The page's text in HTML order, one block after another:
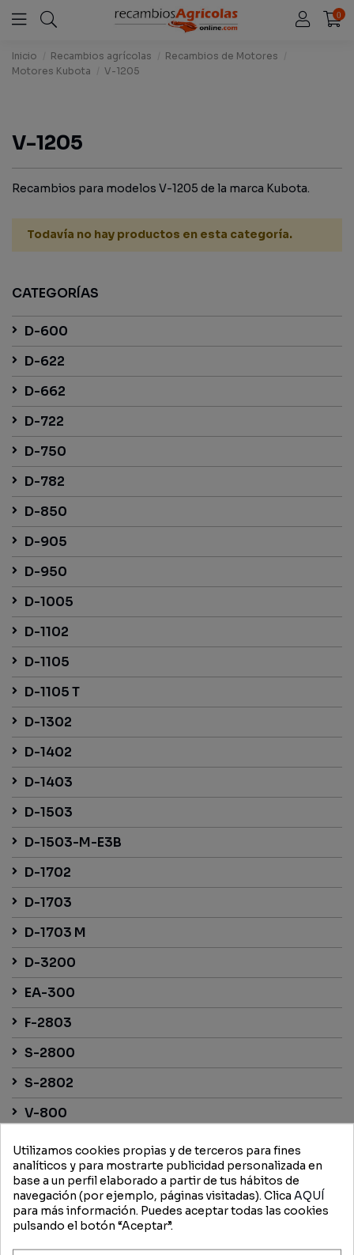
0
Inicio Recambios agrícolas
Recambios de Motores
Motores Kubota
V-1205
V-1205
Recambios para modelos V-1205 de la marca Kubota.
Todavía no hay productos en esta categoría.
CATEGORÍAS
D-600
D-622
D-662
D-722
D-750
D-782
D-850
D-905
D-950
D-1005
D-1102
D-1105
D-1105 T
D-1302
D-1402
D-1403
D-1503
D-1503-M-E3B
D-1702
D-1703
D-1703 M
D-3200
EA-300
F-2803
S-2800
S-2802
V-800
V-1100
V-1200
V-1205
V-1305
Utilizamos cookies propias y de terceros para fines
analíticos y para mostrarte publicidad personalizada en
base a un perfil elaborado a partir de tus hábitos de
navegación (por ejemplo, páginas visitadas). Clica AQUÍ
para más información. Puedes aceptar todas las cookies
pulsando el botón “Aceptar”.